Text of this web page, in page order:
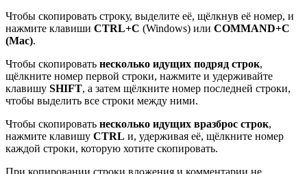
Чтобы скопировать строку, выделите её, щёлкнув её номер, и
нажмите клавиши CTRL+C (Windows) или COMMAND+C
(Mac).
Чтобы скопировать несколько идущих подряд строк,
щёлкните номер первой строки, нажмите и удерживайте
клавишу SHIFT, а затем щёлкните номер последней строки,
чтобы выделить все строки между ними.
Чтобы скопировать несколько идущих вразброс строк,
нажмите клавишу CTRL и, удерживая её, щёлкните номер
каждой строки, которую хотите скопировать.
При копировании строки вложения и комментарии не